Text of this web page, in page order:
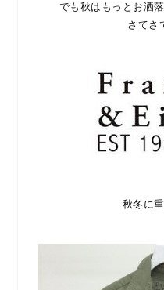
でも秋はもっとお洒
さてさ
秋冬に